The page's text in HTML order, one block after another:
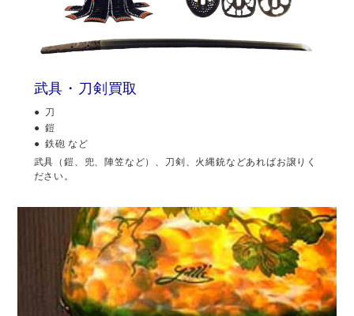
武具・刀剣買取
刀
鎧
鉄砲 など
武具（鎧、兜、陣笠など）、刀剣、火縄銃などあればお譲りく
ださい。